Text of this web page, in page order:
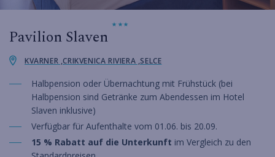
Pavilion Slaven
KVARNER ,CRIKVENICA RIVIERA ,SELCE
Halbpension oder Übernachtung mit Frühstück (bei
Halbpension sind Getränke zum Abendessen im Hotel
Slaven inklusive)
Verfügbar für Aufenthalte vom 01.06. bis 20.09.
15 % Rabatt auf die Unterkunft im Vergleich zu den